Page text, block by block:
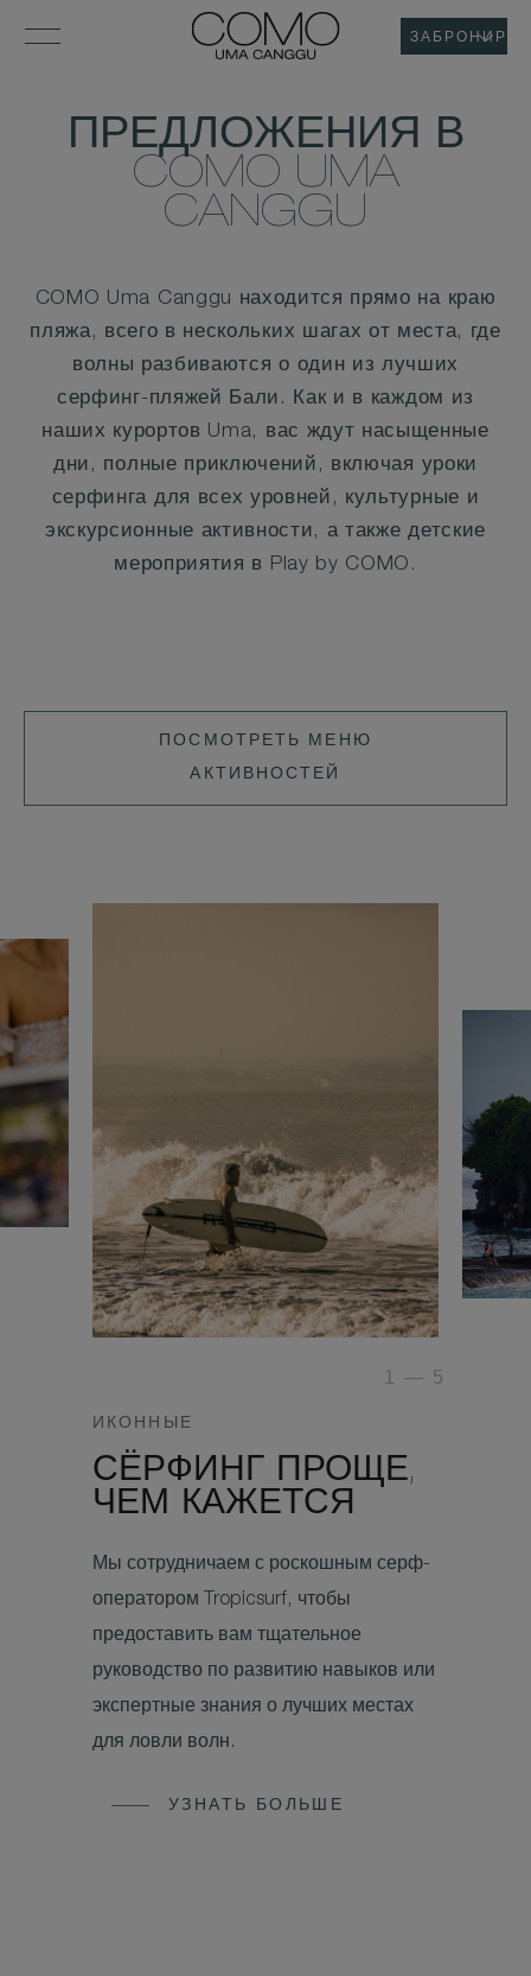
ПРЕДЛОЖЕНИЯ В
COMO UMA
CANGGU
COMO Uma Canggu находится прямо на краю
пляжа, всего в нескольких шагах от места, где
волны разбиваются о один из лучших
серфинг-пляжей Бали. Как и в каждом из
наших курортов Uma, вас ждут насыщенные
дни, полные приключений, включая уроки
серфинга для всех уровней, культурные и
экскурсионные активности, а также детские
мероприятия в Play by COMO.
ПОСМОТРЕТЬ
МЕНЮ
АКТИВНОСТЕЙ
ПОСМОТРЕТЬ МЕНЮ
АКТИВНОСТЕЙ
ИКОННЫЕ
СЁРФИНГ ПРОЩЕ,
ЧЕМ КАЖЕТСЯ
Мы сотрудничаем с роскошным серф-
оператором Tropicsurf, чтобы
предоставить вам тщательное
руководство по развитию навыков или
экспертные знания о лучших местах
для ловли волн.
УЗНАТЬ БОЛЬШЕ
1 — 5